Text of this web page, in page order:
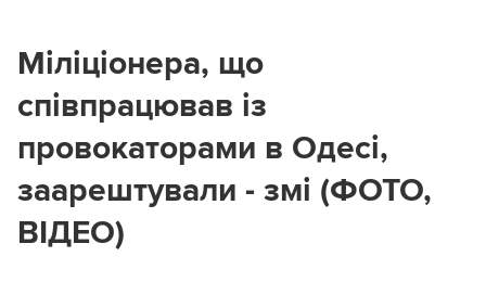
Міліціонера, що
співпрацював із
провокаторами в Одесі,
заарештували - змі (ФОТО,
ВІДЕО)